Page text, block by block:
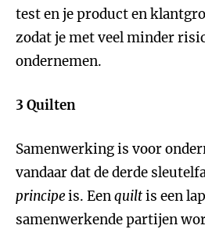
test en je product en
zodat je met veel minder
ondernemen.
3 Quilten
Samenwerking is voor
vandaar dat de derde
principeis. Eenquiltis een
samenwerkende partijen